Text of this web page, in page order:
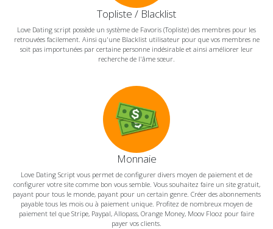
Topliste / Blacklist
Love Dating script possède un système de Favoris (Topliste) des membres pour les
retrouvées facilement. Ainsi qu'une Blacklist utilisateur pour que vos membres ne
soit pas importunées par certaine personne indésirable et ainsi améliorer leur
recherche de l'âme sœur.
Monnaie
Love Dating Script vous permet de configurer divers moyen de paiement et de
configurer votre site comme bon vous semble. Vous souhaitez faire un site gratuit,
payant pour tous le monde, payant pour un certain genre. Créer des abonnements
payable tous les mois ou à paiement unique. Profitez de nombreux moyen de
paiement tel que Stripe, Paypal, Allopass, Orange Money, Moov Flooz pour faire
payer vos clients.